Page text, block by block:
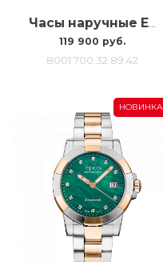
Часы наручные Epos 8001.700.32.89.42 8001.700.32.89.42
119 900 руб.
8001.700.32.89.42
НОВИНКА